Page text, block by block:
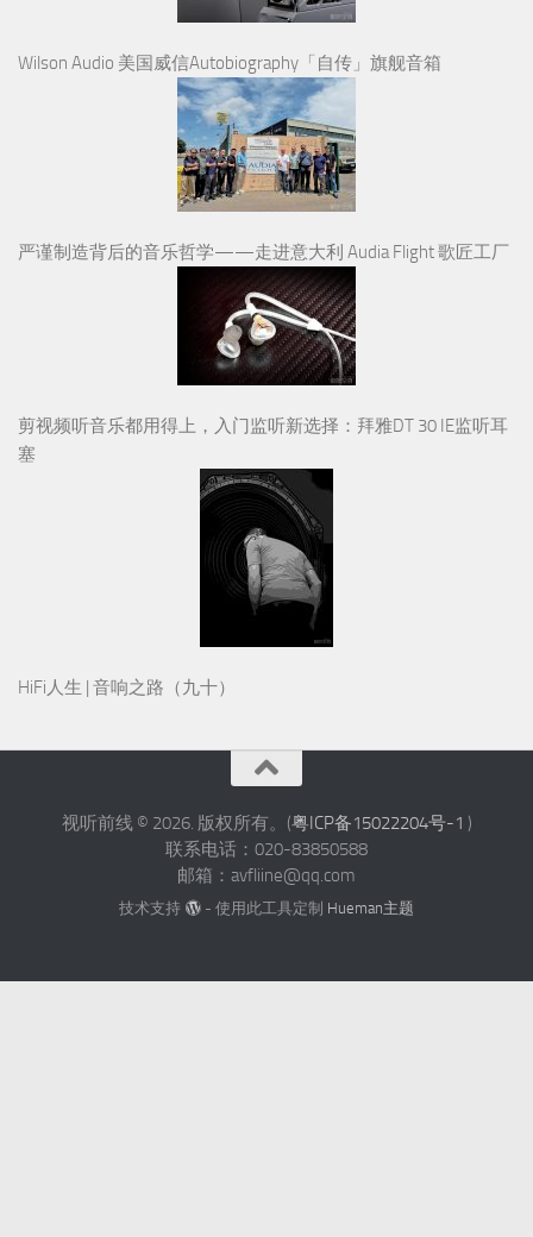
Wilson Audio 美国威信Autobiography「自传」旗舰音箱
严谨制造背后的音乐哲学——走进意大利 Audia Flight 歌匠工厂
剪视频听音乐都用得上，入门监听新选择：拜雅DT 30 IE监听耳
塞
HiFi人生 | 音响之路（九十）
视听前线 © 2026. 版权所有。(粤ICP备15022204号-1 )
联系电话：020-83850588
邮箱：avfliine@qq.com
技术支持 - 使用此工具定制 Hueman主题